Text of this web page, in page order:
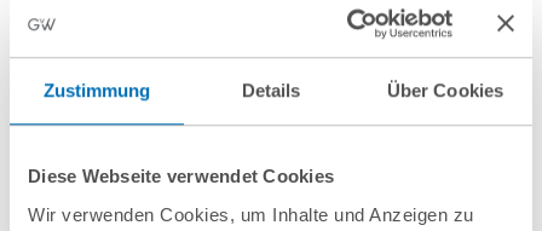
Zustimmung Details Über Cookies
Diese Webseite verwendet Cookies
Wir verwenden Cookies, um Inhalte und Anzeigen zu
nächste Veranstaltungen